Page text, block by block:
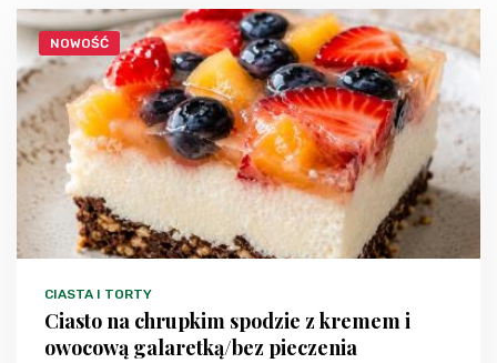
NOWOŚĆ
CIASTA I TORTY
Ciasto na chrupkim spodzie z kremem i
owocową galaretką/bez pieczenia